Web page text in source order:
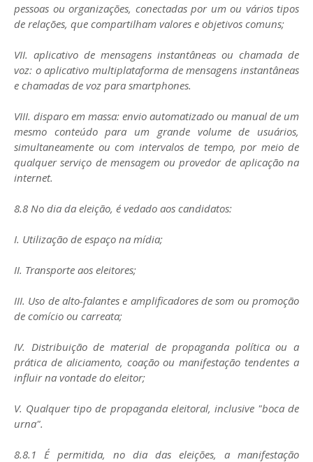
pessoas ou organizações, conectadas por um ou vários tipos
de relações, que compartilham valores e objetivos comuns;
VII. aplicativo de mensagens instantâneas ou chamada de
voz: o aplicativo multiplataforma de mensagens instantâneas
e chamadas de voz para smartphones.
VIII. disparo em massa: envio automatizado ou manual de um
mesmo conteúdo para um grande volume de usuários,
simultaneamente ou com intervalos de tempo, por meio de
qualquer serviço de mensagem ou provedor de aplicação na
internet.
8.8 No dia da eleição, é vedado aos candidatos:
I. Utilização de espaço na mídia;
II. Transporte aos eleitores;
III. Uso de alto-falantes e amplificadores de som ou promoção
de comício ou carreata;
IV. Distribuição de material de propaganda política ou a
prática de aliciamento, coação ou manifestação tendentes a
influir na vontade do eleitor;
V. Qualquer tipo de propaganda eleitoral, inclusive "boca de
urna".
8.8.1 É permitida, no dia das eleições, a manifestação